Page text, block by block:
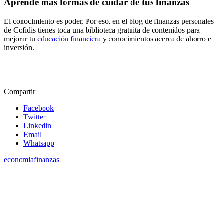
Aprende más formas de cuidar de tus finanzas
El conocimiento es poder. Por eso, en el blog de finanzas personales
de Cofidis tienes toda una biblioteca gratuita de contenidos para
mejorar tu educación financiera y conocimientos acerca de ahorro e
inversión.
Compartir
Facebook
Twitter
Linkedin
Email
Whatsapp
economíafinanzas